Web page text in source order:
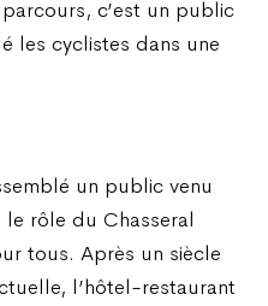
c’est un public
les cyclistes dans une
un public venu
rôle du Chasseral
tous. Après un siècle
l’hôtel-restaurant